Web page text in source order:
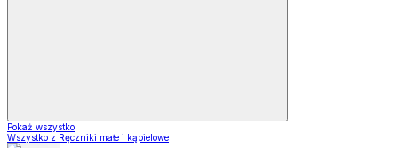
Pokaż wszystko
Wszystko z Ręczniki małe i kąpielowe